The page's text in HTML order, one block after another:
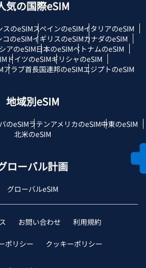
気の国際eSIM
スのeSIMスペインのeSIMイタリアのeSIM
コのeSIMイギリスのeSIMカナダのeSIM
アのeSIM日本のeSIMベトナムのeSIM
ドイツのeSIMギリシャのeSIM
アラブ首長国連邦のeSIMエジプトのeSIM
地域別eSIM
のeSIMラテンアメリカのeSIM中東のeSIM
北米のeSIM
ローバル計画
グローバルeSIM
お問い合わせ 利用規約
ポリシー クッキーポリシー